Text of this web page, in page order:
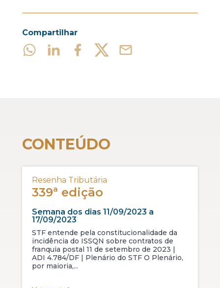
Compartilhar
CONTEÚDO
Resenha Tributária
339ª edição
Semana dos dias 11/09/2023 a
17/09/2023
STF entende pela constitucionalidade da
incidência do ISSQN sobre contratos de
franquia postal 11 de setembro de 2023 |
ADI 4.784/DF | Plenário do STF O Plenário,
por maioria,...